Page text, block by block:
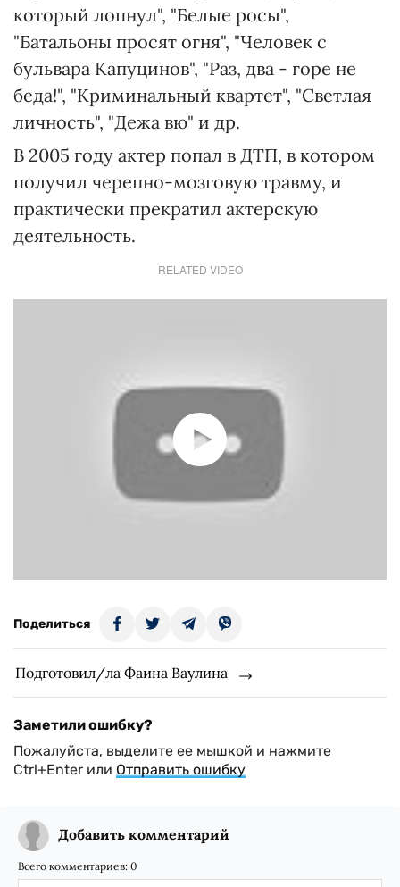
который лопнул", "Белые росы",
"Батальоны просят огня", "Человек с
бульвара Капуцинов", "Раз, два - горе не
беда!", "Криминальный квартет", "Светлая
личность", "Дежа вю" и др.
В 2005 году актер попал в ДТП, в котором
получил черепно-мозговую травму, и
практически прекратил актерскую
деятельность.
RELATED VIDEO
Поделиться
Подготовил/ла Фаина Ваулина
Заметили ошибку?
Пожалуйста, выделите ее мышкой и нажмите
Ctrl+Enter или Отправить ошибку
Добавить комментарий
Всего комментариев: 0